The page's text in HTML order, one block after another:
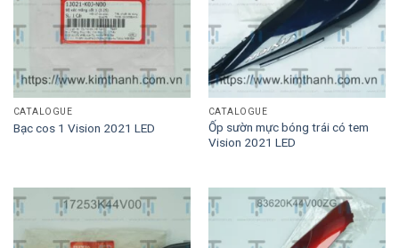
CATALOGUE
Bạc cos 1 Vision 2021 LED
CATALOGUE
Ốp sườn mực bóng trái có tem
Vision 2021 LED